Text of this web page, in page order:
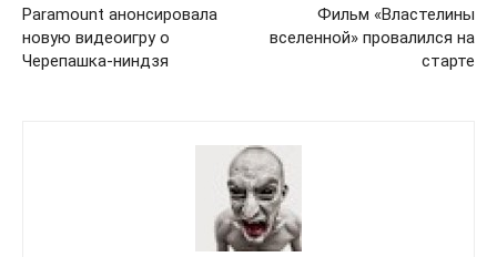
Paramount анонсировала
новую видеоигру о
Черепашка-ниндзя
Фильм «Властелины
вселенной» провалился на
старте